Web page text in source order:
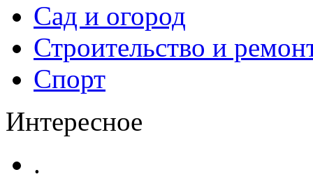
Сад и огород
Строительство и
Спорт
Интересное
.